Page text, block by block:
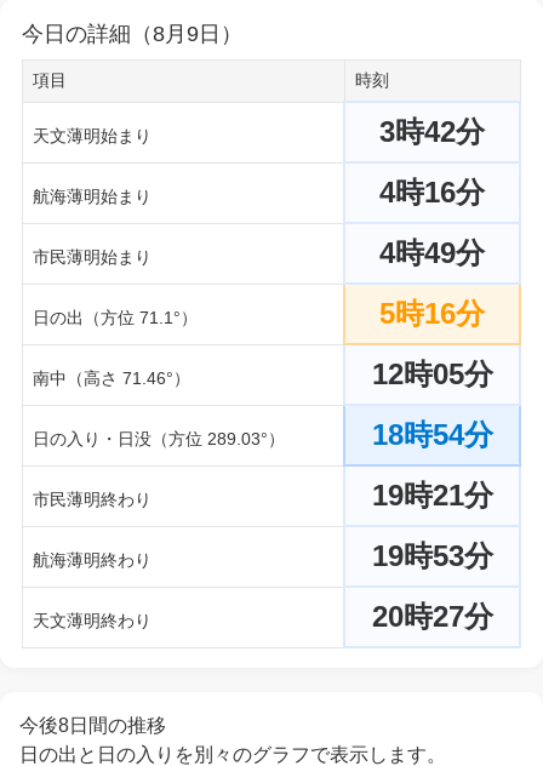
今日の詳細（8月9日）
項目 時刻
天文薄明始まり 3時42分
航海薄明始まり 4時16分
市民薄明始まり 4時49分
日の出（方位 71.1°） 5時16分
南中（高さ 71.46°） 12時05分
日の入り・日没（方位 289.03°） 18時54分
市民薄明終わり 19時21分
航海薄明終わり 19時53分
天文薄明終わり 20時27分
今後8日間の推移
日の出と日の入りを別々のグラフで表示します。